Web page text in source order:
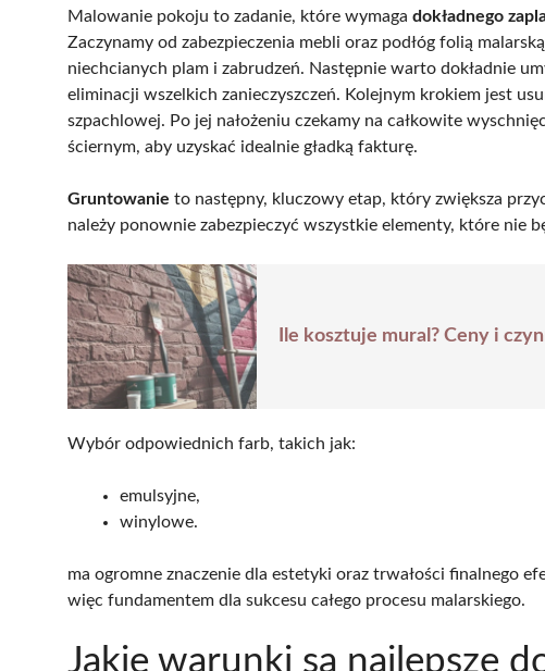
Malowanie pokoju to zadanie, które wymaga dokładnego
Zaczynamy od zabezpieczenia mebli oraz podłóg folią
niechcianych plam i zabrudzeń. Następnie warto dokładnie
eliminacji wszelkich zanieczyszczeń. Kolejnym krokiem jest
szpachlowej. Po jej nałożeniu czekamy na całkowite
ściernym, aby uzyskać idealnie gładką fakturę.
Gruntowanie to następny, kluczowy etap, który zwiększa
należy ponownie zabezpieczyć wszystkie elementy, które nie
Ile kosztuje mural? Ceny i
Wybór odpowiednich farb, takich jak:
emulsyjne,
winylowe.
ma ogromne znaczenie dla estetyki oraz trwałości finalnego
więc fundamentem dla sukcesu całego procesu malarskiego.
Jakie warunki są najlepsze